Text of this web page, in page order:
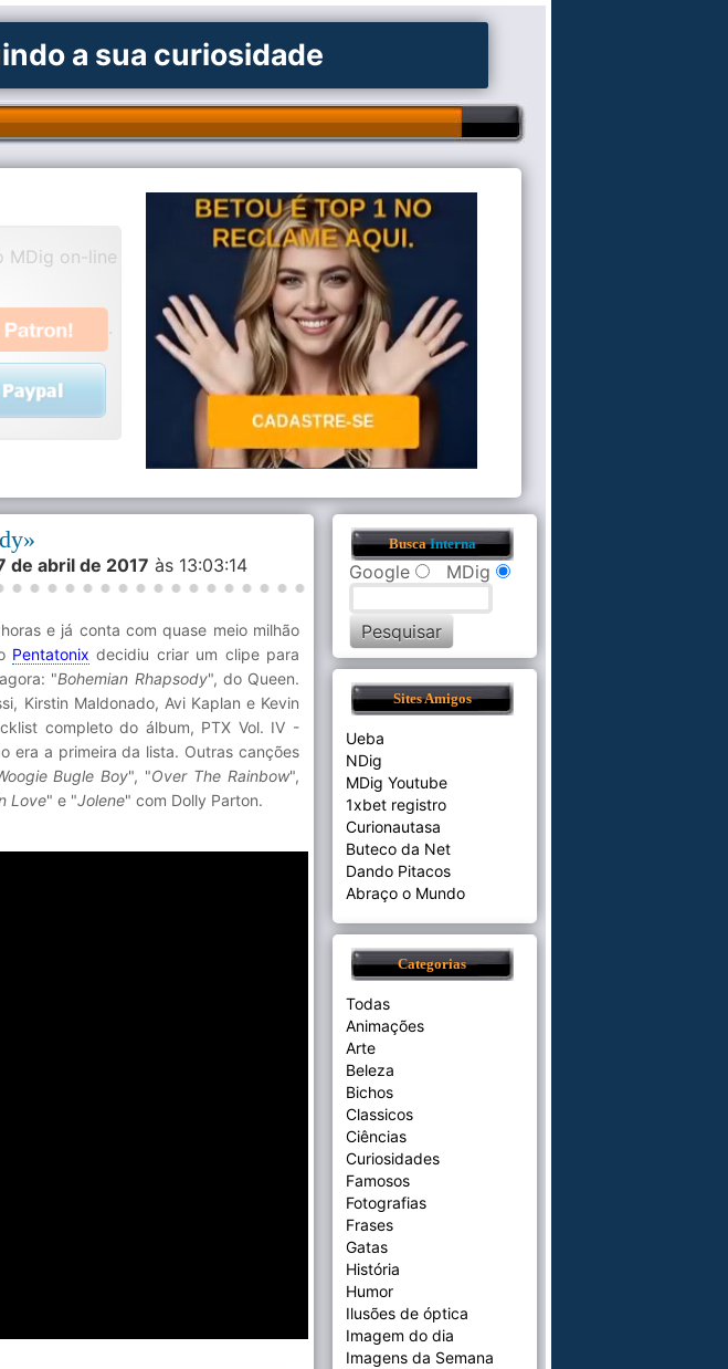
a sua curiosidade
MDig on-line
.
de abril de 2017 às 13:03:14
e já conta com quase meio milhão
Pentatonix decidiu criar um clipe para
"Bohemian Rhapsody", do Queen.
Kirstin Maldonado, Avi Kaplan e Kevin
completo do álbum, PTX Vol. IV -
era a primeira da lista. Outras canções
Bugle Boy", "Over The Rainbow",
Love" e "Jolene" com Dolly Parton.
BuscaInterna
Google MDig
Sites Amigos
Ueba
NDig
MDig Youtube
1xbet registro
Curionautasa
Buteco da Net
Dando Pitacos
Abraço o Mundo
Categorias
Todas
Animações
Arte
Beleza
Bichos
Classicos
Ciências
Curiosidades
Famosos
Fotografias
Frases
Gatas
História
Humor
Ilusões de óptica
Imagem do dia
Imagens da Semana